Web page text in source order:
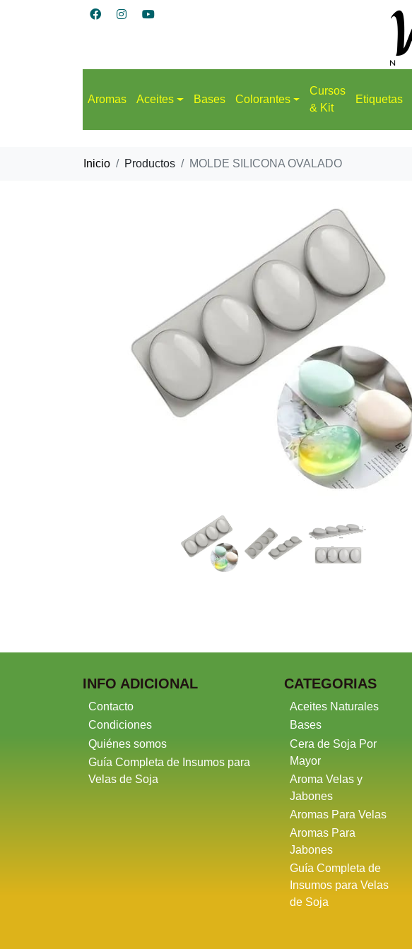
Aromas Aceites Bases Colorantes
Cursos
& Kit
Etiquetas
Inicio Productos MOLDE SILICONA OVALADO
INFO ADICIONAL
Contacto
Condiciones
Quiénes somos
Guía Completa de Insumos para
Velas de Soja
CATEGORIAS
Aceites Naturales
Bases
Cera de Soja Por
Mayor
Aroma Velas y
Jabones
Aromas Para Velas
Aromas Para
Jabones
Guía Completa de
Insumos para Velas
de Soja